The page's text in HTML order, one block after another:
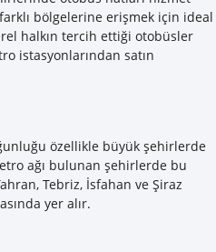
bölgelerine erişmek için ideal
halkın tercih ettiği otobüsler
istasyonlarından satın
özellikle büyük şehirlerde
ağı bulunan şehirlerde bu
Tebriz, İsfahan ve Şiraz
yer alır.